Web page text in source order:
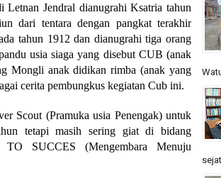
Jendral dianugrahi Ksatria tahun
dari tentara dengan pangkat terakhir
tahun 1912 dan dianugrahi tiga orang
usia siaga yang disebut CUB (anak
Mongli anak didikan rimba (anak yang
cerita pembungkus kegiatan Cub ini.
Scout (Pramuka usia Penengak) untuk
tetapi masih sering giat di bidang
SUCCES (Mengembara Menuju